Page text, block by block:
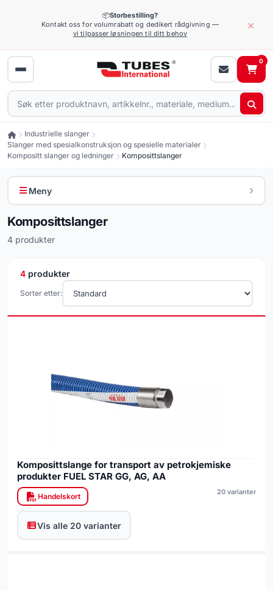
📦Storbestilling?
Kontakt oss for volumrabatt og dedikert rådgivning —
vi tilpasser løsningen til ditt behov
×
0
Industrielle slanger
Slanger med spesialkonstruksjon og spesielle materialer
Kompositt slanger og ledninger
Komposittslanger
Meny
Komposittslanger
4 produkter
4 produkter
Sorter etter:
Komposittslange for transport av petrokjemiske
produkter FUEL STAR GG, AG, AA
Handelskort 20 varianter
Vis alle 20 varianter